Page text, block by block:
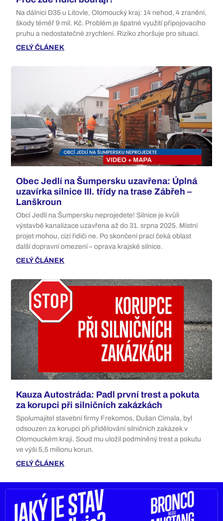
Na dálnici D35 u Litovle, Olomoucký kraj: 14 nehod, 4 zranění,
škody téměř 9 mil. Kč. Problém je špatné využití připojovacího
pruhu a nedostatečné zrychlení. Riziko zhoršuje pro situaci.
CELÝ ČLÁNEK
Obec Jedlí na Šumpersku uzavřena: Úplná
uzavírka silnice III. třídy na trase Zábřeh –
Lanškroun
Obcí Jedlí na Šumpersku neprojedete! Silnice je kvůli
výstavbě kanalizace uzavřena až do 31. srpna 2025. Místní
projet mohou, cizí řidiči ne. Po skončení prací čeká oblast
další dopravní omezení – oprava krajské silnice.
CELÝ ČLÁNEK
Kauza Autostráda: Padl první trest a pokuta
za korupci při silničních zakázkách
Spolumajitel stavební firmy Frekomos, Dušan Cimala, byl
odsouzen za korupci při přidělování silničních zakázek v
Olomouckém kraji. Soud mu uložil podmíněný trest a pokutu
ve výši 5,5 milionu korun.
CELÝ ČLÁNEK